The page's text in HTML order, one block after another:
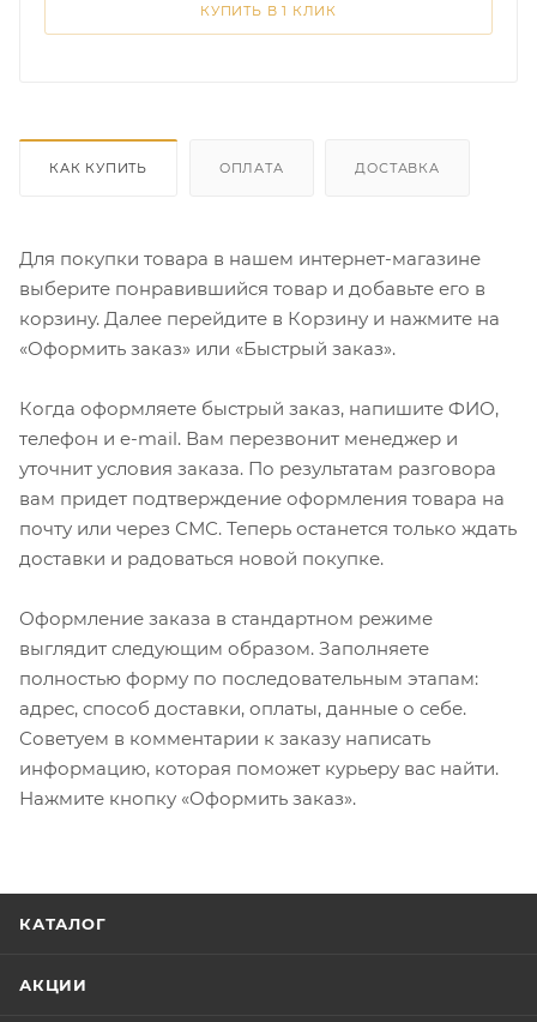
КУПИТЬ В 1 КЛИК
КАК КУПИТЬ ОПЛАТА ДОСТАВКА
Для покупки товара в нашем интернет-магазине
выберите понравившийся товар и добавьте его в
корзину. Далее перейдите в Корзину и нажмите на
«Оформить заказ» или «Быстрый заказ».
Когда оформляете быстрый заказ, напишите ФИО,
телефон и e-mail. Вам перезвонит менеджер и
уточнит условия заказа. По результатам разговора
вам придет подтверждение оформления товара на
почту или через СМС. Теперь останется только ждать
доставки и радоваться новой покупке.
Оформление заказа в стандартном режиме
выглядит следующим образом. Заполняете
полностью форму по последовательным этапам:
адрес, способ доставки, оплаты, данные о себе.
Советуем в комментарии к заказу написать
информацию, которая поможет курьеру вас найти.
Нажмите кнопку «Оформить заказ».
КАТАЛОГ
АКЦИИ